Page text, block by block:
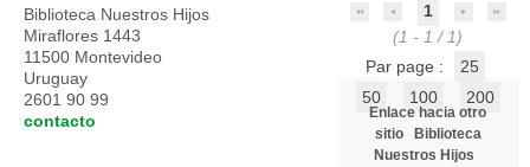
1
(1 - 1 / 1)
Par page :
25
50
100 200
Enlace hacia otro
sitio
Biblioteca
Nuestros Hijos
Biblioteca Nuestros Hijos
Miraflores 1443
11500 Montevideo
Uruguay
2601 90 99
contacto